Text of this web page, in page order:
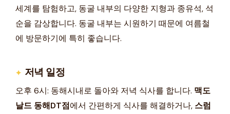
세계를 탐험하고, 동굴 내부의 다양한 지형과 종유석, 석
순을 감상합니다. 동굴 내부는 시원하기 때문에 여름철
에 방문하기에 특히 좋습니다.
저녁 일정
오후 6시: 동해시내로 돌아와 저녁 식사를 합니다. 맥도
날드 동해DT점에서 간편하게 식사를 해결하거나, 스럼